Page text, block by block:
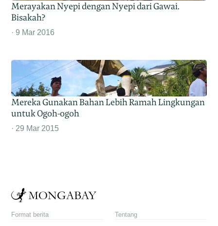
Merayakan Nyepi dengan Nyepi dari Gawai.
Bisakah?
9 Mar 2016
Mereka Gunakan Bahan Lebih Ramah Lingkungan
untuk Ogoh-ogoh
29 Mar 2015
Format berita Tentang